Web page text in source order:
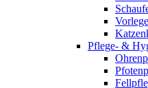
Pflege- &